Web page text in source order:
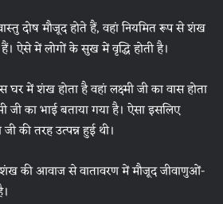
दोष मौजूद होते हैं, वहां नियमित रूप से शंख
ऐसे में लोगों के सुख में वृद्धि होती है।
घर में शंख होता है वहां लक्ष्मी जी का वास होता
का भाई बताया गया है। ऐसा इसलिए
की तरह उत्पन्न हुई थी।
शंख की आवाज से वातावरण में मौजूद जीवाणुओं-